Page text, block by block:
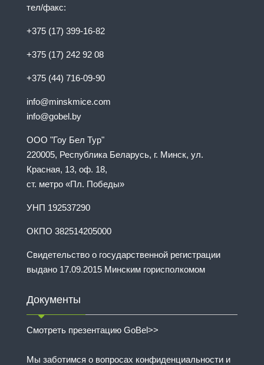
тел/факс:
+375 (17) 399-16-82
+375 (17) 242 92 08
+375 (44) 716-09-90
info@minskmice.com
info@gobel.by
ООО "Гоу Бел Тур"
220005, Республика Беларусь, г. Минск, ул.
Красная, 13, оф. 18,
ст. метро «Пл. Победы»
УНП 192537290
ОКПО 382514205000
Свидетельство о государственной регистрации
выдано 17.09.2015 Минским горисполкомом
Документы
Смотреть презентацию GoBel>>
Мы заботимся о вопросах конфиденциальности и